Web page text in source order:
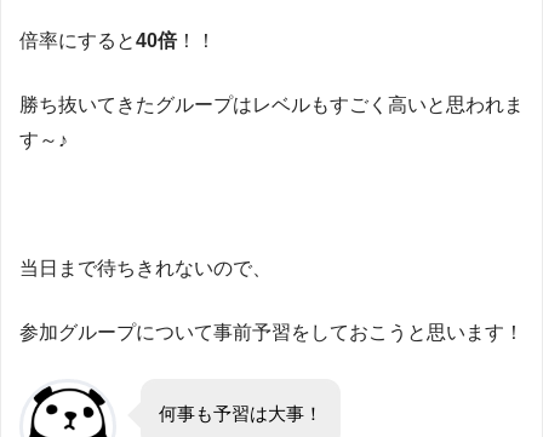
倍率にすると40倍！！
勝ち抜いてきたグループはレベルもすごく高いと思われま
す～♪
当日まで待ちきれないので、
参加グループについて事前予習をしておこうと思います！
何事も予習は大事！